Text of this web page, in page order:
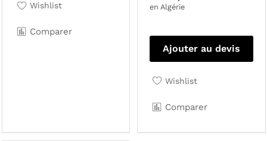
Wishlist
Comparer
en Algérie
Ajouter au devis
Wishlist
Comparer